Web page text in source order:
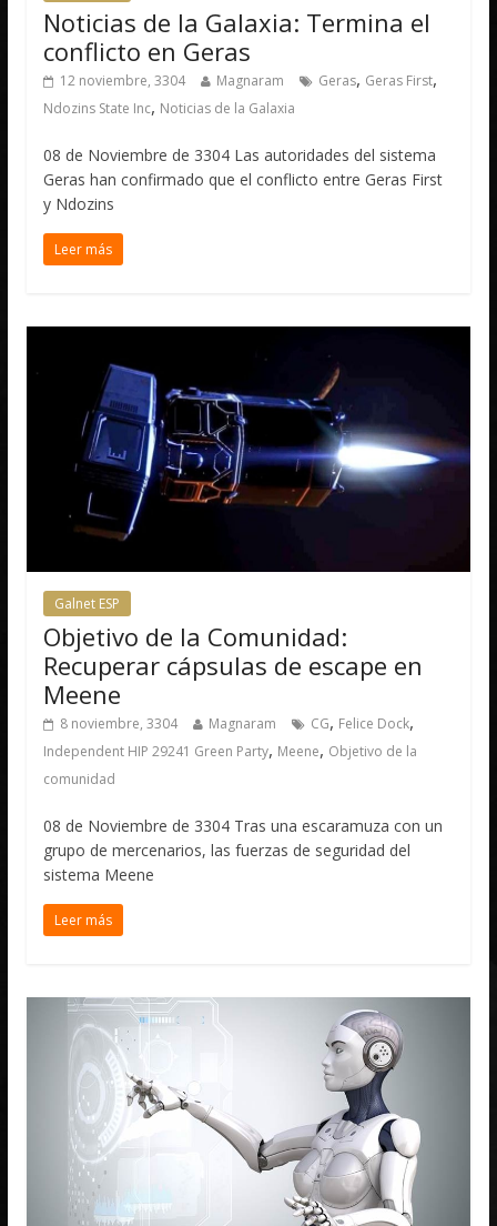
Noticias de la Galaxia: Termina el
conflicto en Geras
12 noviembre, 3304 Magnaram Geras, Geras First,
Ndozins State Inc, Noticias de la Galaxia
08 de Noviembre de 3304 Las autoridades del sistema
Geras han confirmado que el conflicto entre Geras First
y Ndozins
Leer más
Galnet ESP
Objetivo de la Comunidad:
Recuperar cápsulas de escape en
Meene
8 noviembre, 3304 Magnaram CG, Felice Dock,
Independent HIP 29241 Green Party, Meene, Objetivo de la
comunidad
08 de Noviembre de 3304 Tras una escaramuza con un
grupo de mercenarios, las fuerzas de seguridad del
sistema Meene
Leer más